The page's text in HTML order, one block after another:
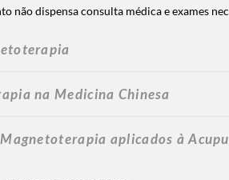
não dispensa consulta médica e exames
na Medicina Chinesa
aplicados à